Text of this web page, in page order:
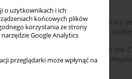
o użytkownikach i ich
końcowych plików
korzystania ze strony
Google Analytics
przeglądarki może wpłynąć na
Auto-enrolment in voluntary
Comparative OECD case
Bibliometric Insights into the
and Needs of Homeless